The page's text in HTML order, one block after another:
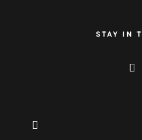
STAY IN